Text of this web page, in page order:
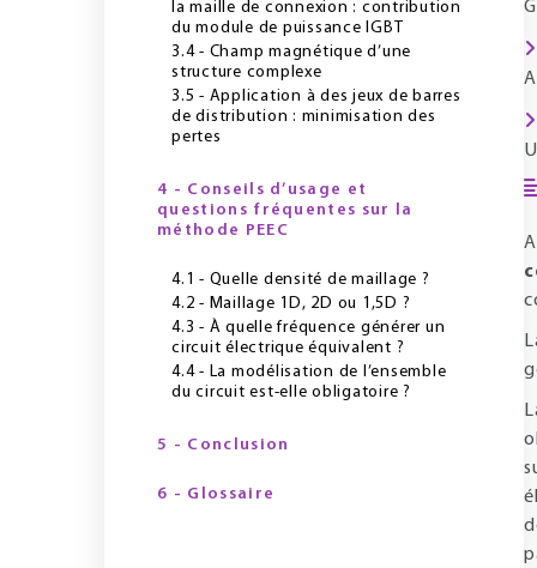
la maille de connexion : contribution
du module de puissance IGBT
3.4 - Champ magnétique d’une
structure complexe
3.5 - Application à des jeux de barres
de distribution : minimisation des
pertes
4 - Conseils d’usage et
questions fréquentes sur la
méthode PEEC
4.1 - Quelle densité de maillage ?
4.2 - Maillage 1D, 2D ou 1,5D ?
4.3 - À quelle fréquence générer un
circuit électrique équivalent ?
4.4 - La modélisation de l’ensemble
du circuit est-elle obligatoire ?
5 - Conclusion
6 - Glossaire